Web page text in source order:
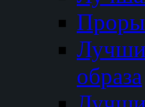
образа